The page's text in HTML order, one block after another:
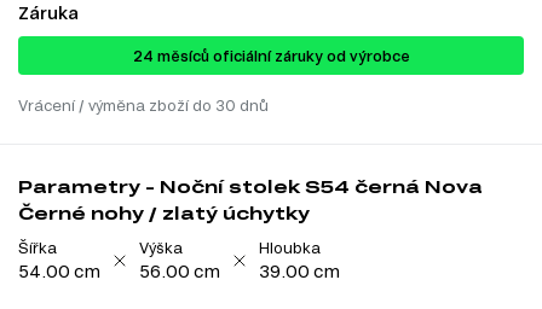
Záruka
24 ​​​​měsíců oficiální záruky od výrobce
Vrácení / výměna zboží do 30 dnů
Parametry - Noční stolek S54 černá Nova
Černé nohy / zlatý úchytky
Šířka
54.00 cm
Výška
56.00 cm
Hloubka
39.00 cm